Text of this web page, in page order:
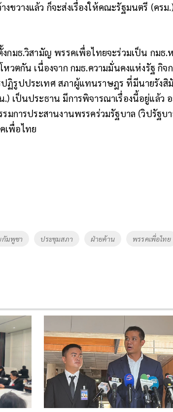
งขวางแล้ว ก็จะส่งเรื่องให้คณะรัฐมนตรี (คร
กมธ.วิสามัญ พรรคเพื่อไทยจะร่วมเป็น กมธ.
วตกัน เนื่องจาก กมธ.ความมั่นคงแห่งรัฐ กิจ
ฏิรูปประเทศ สภาผู้แทนราษฎร ที่มีนายรังสิ
ป็นประธาน มีการพิจารณาเรื่องนี้อยู่แล้ว อ
การประสานงานพรรคร่วมรัฐบาล (วิปรัฐบ
เพื่อไทย
กัมพูชา ประชุมสภา ฝ่ายค้าน พรรคเพื่อไทย